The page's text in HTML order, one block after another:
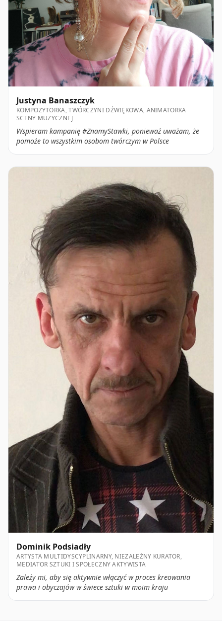
Justyna Banaszczyk
KOMPOZYTORKA, TWÓRCZYNI DŹWIĘKOWA, ANIMATORKA
SCENY MUZYCZNEJ
Wspieram kampanię #ZnamyStawki, ponieważ uważam, że
pomoże to wszystkim osobom twórczym w Polsce
Dominik Podsiadły
ARTYSTA MULTIDYSCYPLINARNY, NIEZALEŻNY KURATOR,
MEDIATOR SZTUKI I SPOŁECZNY AKTYWISTA
Zależy mi, aby się aktywnie włączyć w proces kreowania
prawa i obyczajów w świece sztuki w moim kraju